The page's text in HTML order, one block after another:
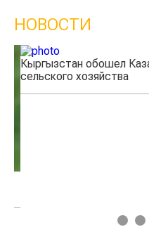
НОВОСТИ
Кыргызстан обошел
сельского хозяйства
1 2